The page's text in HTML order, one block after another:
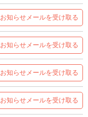
お知らせメールを受け取る
お知らせメールを受け取る
お知らせメールを受け取る
お知らせメールを受け取る